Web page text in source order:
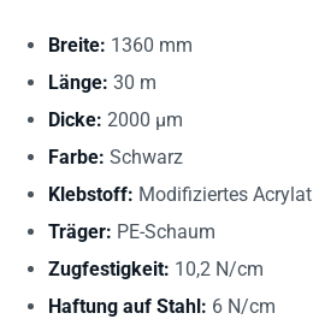
Breite: 1360 mm
Länge: 30 m
Dicke: 2000 µm
Farbe: Schwarz
Klebstoff: Modifiziertes Acrylat
Träger: PE-Schaum
Zugfestigkeit: 10,2 N/cm
Haftung auf Stahl: 6 N/cm